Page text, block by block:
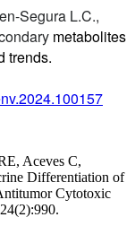
Segura L.C.,
metabolites
trends.
Aceves C,
Differentiation of
Cytotoxic